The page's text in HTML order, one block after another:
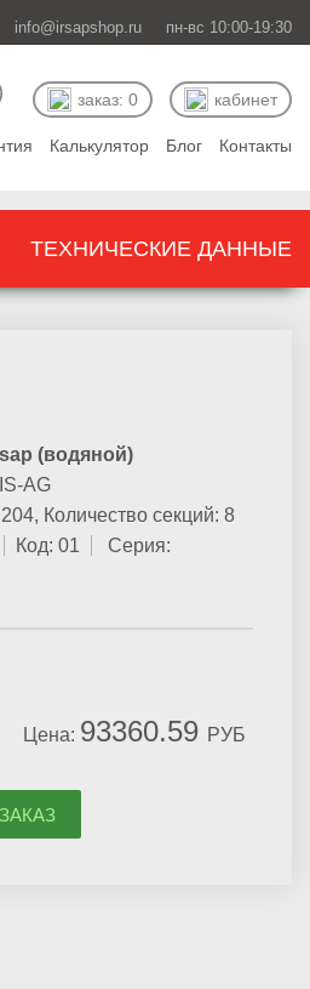
магазин
info@irsapshop.ru пн-вс 10:00-19:30
заказ: 0 кабинет
Калькулятор Блог Контакты
ТЕХНИЧЕСКИЕ ДАННЫЕ
(водяной)
AG
204, Количество секций: 8
Код: 01
Серия:
Цена: 93360.59 РУБ